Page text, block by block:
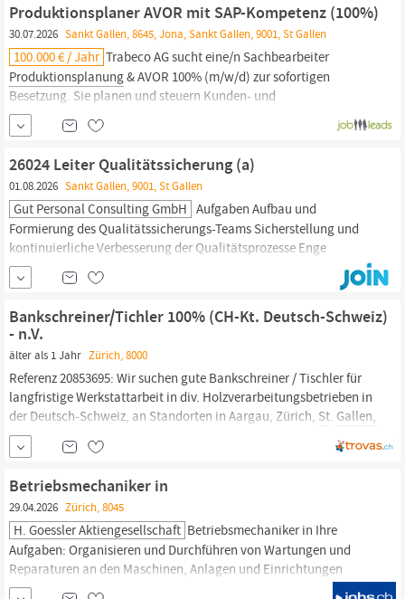
Produktionsplaner AVOR mit SAP-Kompetenz (100%)
30.07.2026 Sankt Gallen, 8645, Jona, Sankt Gallen, 9001, St Gallen
100.000 € / Jahr Trabeco AG sucht eine/n Sachbearbeiter
Produktionsplanung& AVOR 100% (m/w/d) zur sofortigen
Besetzung. Sie planen und steuern Kunden- und
Fertigungsaufträge,
unterstützen die Feinplanung im Tagesgeschäft. Sie arbeiten eng
26024 Leiter Qualitätssicherung (a)
01.08.2026 Sankt Gallen, 9001, St Gallen
Gut Personal Consulting GmbH Aufgaben Aufbau und
Formierung des Qualitätssicherungs-Teams Sicherstellung und
kontinuierliche Verbesserung der Qualitätsprozesse Enge
Zusammenarbeit mit
Engineering und Supply Chain
Ansprechpartner für Kunden in jeglichen qualitätsrelevanten
Fragestellungen Qualifikation Technische Grundausbildung auf
Stufe HF/FH, von Vorteil mit...
Bankschreiner/Tichler 100% (CH-Kt. Deutsch-Schweiz)
- n.V.
älter als 1 Jahr Zürich, 8000
Referenz 20853695: Wir suchen gute Bankschreiner / Tischler für
langfristige Werkstattarbeit in div. Holzverarbeitungsbetrieben in
der Deutsch-Schweiz, an Standorten in Aargau, Zürich, St. Gallen,
Zug, Schwyz, Luzern, Bern. Arbeitsantritt wäre ab sofort / laufend
möglich - je nach Verfügbarkeit und direkter Vereinbarung mit
Betriebsmechaniker in
29.04.2026 Zürich, 8045
H. Goessler Aktiengesellschaft Betriebsmechaniker in Ihre
Aufgaben: Organisieren und Durchführen von Wartungen und
Reparaturen an den Maschinen, Anlagen und Einrichtungen
(Standorte in Zürich und
Selbstständige Durchführung